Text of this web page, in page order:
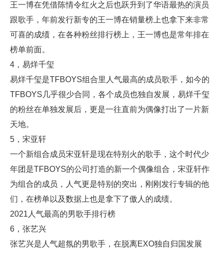
王一博在凭借陈情令红火之后也跃升到了华语最热的演员
跟歌手，年前发行新专的王一博在销量榜上也拿下来非常
可喜的成绩，在各种粉丝排行榜上，王一博也是常年排在
榜单前面。
4，易烊千玺
易烊千玺是TFBOYS组合里人气最高的成员歌手，如今的
TFBOYS几乎很少合同，各个成员也独自发展，易烊千玺
的粉丝在单独发展后，更是一往直前为偶像打出了一片新
天地。
5，宋亚轩
一个新组合成员宋亚轩是现在特别火的歌手，这个时代少
年团是TFBOYS的公司打造的新一个偶像组合，宋亚轩作
为组合的成员，人气更是特别的突出，刚刚发行专辑的他
们，在榜单以及数据上也是拿下了傲人的成绩。
2021人气最高的男歌手排行榜
6，张艺兴
张艺兴是人气超氛的男歌手，在脱离EXO独自归国发展